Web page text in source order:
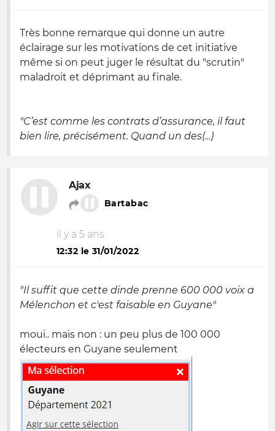
Très bonne remarque qui donne un autre
éclairage sur les motivations de cet initiative
même si on peut juger le résultat du "scrutin"
maladroit et déprimant au finale.
"C’est comme les contrats d’assurance, il faut
bien lire, précisément. Quand un des(...)
Ajax
Bartabac
il y a 5 ans
12:32 le 31/01/2022
"Il suffit que cette dinde prenne 600 000 voix a
Mélenchon et c'est faisable en Guyane"
moui.. mais non : un peu plus de 100 000
électeurs en Guyane seulement